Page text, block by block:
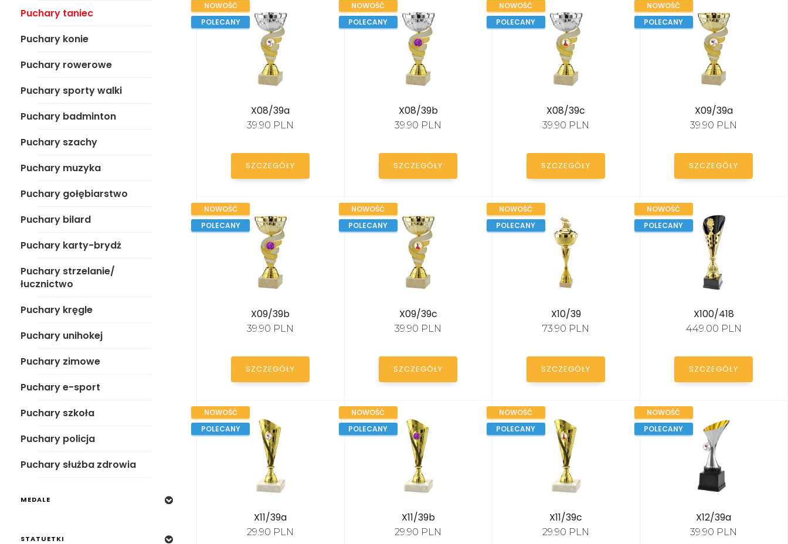
łucznictwo
Puchary kręgle
Puchary unihokej
Puchary zimowe
MEDALE
Puchary taniec
Puchary konie
Puchary rowerowe
Puchary sporty walki
Puchary badminton
Puchary szachy
Puchary muzyka
Puchary gołębiarstwo
Puchary bilard
Puchary karty-brydż
Puchary strzelanie/
łucznictwo
Puchary kręgle
Puchary unihokej
Puchary zimowe
Puchary e-sport
Puchary szkoła
Puchary policja
Puchary służba zdrowia
MEDALE
STATUETKI
NOWOŚĆ
POLECANY
X08/39a
39.90 PLN
SZCZEGÓŁY
NOWOŚĆ
POLECANY
X08/39b
39.90 PLN
SZCZEGÓŁY
NOWOŚĆ
POLECANY
X08/39c
39.90 PLN
SZCZEGÓŁY
NOWOŚĆ
POLECANY
X09/39a
39.90 PLN
SZCZEGÓŁY
NOWOŚĆ
POLECANY
X09/39b
39.90 PLN
SZCZEGÓŁY
NOWOŚĆ
POLECANY
X09/39c
39.90 PLN
SZCZEGÓŁY
NOWOŚĆ
POLECANY
X10/39
73.90 PLN
SZCZEGÓŁY
NOWOŚĆ
POLECANY
X100/418
449.00 PLN
SZCZEGÓŁY
NOWOŚĆ
POLECANY
X11/39a
29.90 PLN
NOWOŚĆ
POLECANY
X11/39b
29.90 PLN
NOWOŚĆ
POLECANY
X11/39c
29.90 PLN
NOWOŚĆ
POLECANY
X12/39a
39.90 PLN